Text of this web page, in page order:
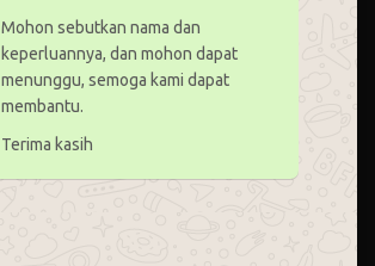
Mohon sebutkan nama dan
keperluannya, dan mohon dapat
menunggu, semoga kami dapat
membantu.
Terima kasih